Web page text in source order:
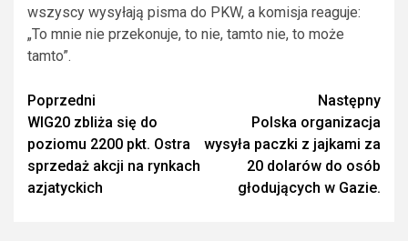
wszyscy wysyłają pisma do PKW, a komisja reaguje:
„To mnie nie przekonuje, to nie, tamto nie, to może
tamto”.
Zobacz
wpisy
Poprzedni
WIG20 zbliża się do
poziomu 2200 pkt. Ostra
sprzedaż akcji na rynkach
azjatyckich
Następny
Polska organizacja
wysyła paczki z jajkami za
20 dolarów do osób
głodujących w Gazie.